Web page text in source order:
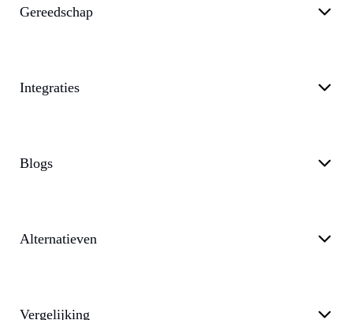
Gereedschap
Integraties
Blogs
Alternatieven
Vergelijking